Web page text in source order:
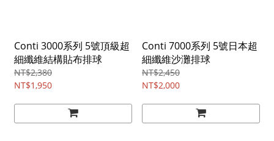
Conti 3000系列 5號頂級超
細纖維結構貼布排球
NT$2,380
NT$1,950
Conti 7000系列 5號日本超
細纖維沙灘排球
NT$2,450
NT$2,000